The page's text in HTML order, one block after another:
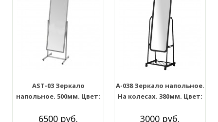
AST-03 Зеркало
напольное. 500мм. Цвет:
6500 руб.
A-038 Зеркало напольное.
На колесах. 380мм. Цвет:
3000 руб.